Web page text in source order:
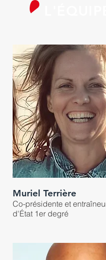
Muriel Terrière
Co-présidente et
d'État 1er degré